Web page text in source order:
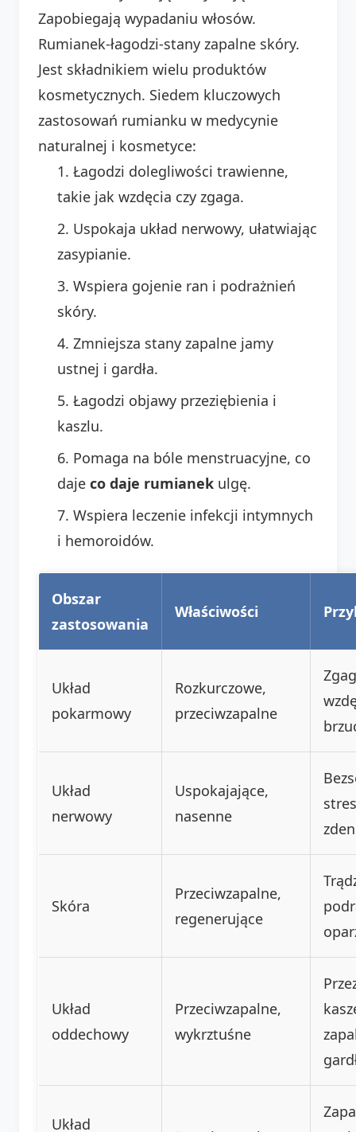
Zapobiegają wypadaniu włosów.
Rumianek-łagodzi-stany zapalne skóry.
Jest składnikiem wielu produktów
kosmetycznych. Siedem kluczowych
zastosowań rumianku w medycynie
naturalnej i kosmetyce:
Łagodzi dolegliwości trawienne,
takie jak wzdęcia czy zgaga.
Uspokaja układ nerwowy, ułatwiając
zasypianie.
Wspiera gojenie ran i podrażnień
skóry.
Zmniejsza stany zapalne jamy
ustnej i gardła.
Łagodzi objawy przeziębienia i
kaszlu.
Pomaga na bóle menstruacyjne, co
daje co daje rumianek ulgę.
Wspiera leczenie infekcji intymnych
i hemoroidów.
Obszar
zastosowania
Właściwości
Układ
pokarmowy
Rozkurczowe,
przeciwzapalne
Układ
nerwowy
Uspokajające,
nasenne
Skóra
Przeciwzapalne,
regenerujące
Układ
oddechowy
Przeciwzapalne,
wykrztuśne
Układ